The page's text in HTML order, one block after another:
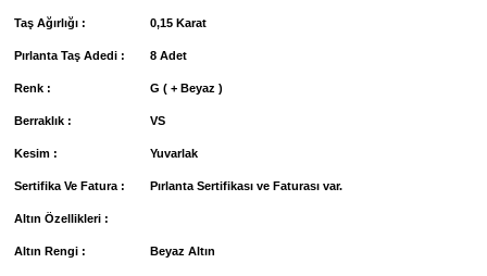
Taş Ağırlığı : 0,15 Karat
Pırlanta Taş Adedi : 8 Adet
Renk : G ( + Beyaz )
Berraklık : VS
Kesim : Yuvarlak
Sertifika Ve Fatura : Pırlanta Sertifikası ve Faturası var.
Altın Özellikleri :
Altın Rengi : Beyaz Altın